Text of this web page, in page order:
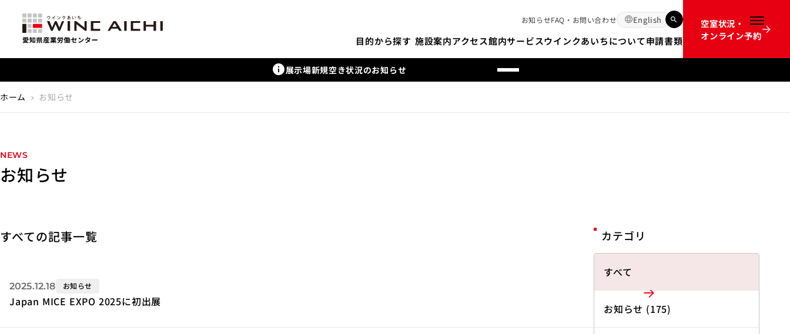
メニュー
お知らせFAQ・お問い合わせ English
目的から探す 施設案内アクセス館内サービスウインクあいちについて申請書類
空室状況・
オンライン予約
info展示場新規空き状況のお知らせ
ホーム chevron_right お知らせ
NEWS
お知らせ
すべての記事一覧
2025.12.18 お知らせ
Japan MICE EXPO 2025に初出展
カテゴリ
すべて
お知らせ (175)